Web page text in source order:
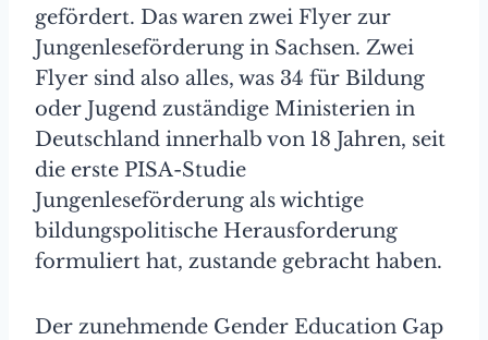
gefördert. Das waren zwei Flyer zur
Jungenleseförderung in Sachsen. Zwei
Flyer sind also alles, was 34 für Bildung
oder Jugend zuständige Ministerien in
Deutschland innerhalb von 18 Jahren, seit
die erste PISA-Studie
Jungenleseförderung als wichtige
bildungspolitische Herausforderung
formuliert hat, zustande gebracht haben.
Der zunehmende Gender Education Gap